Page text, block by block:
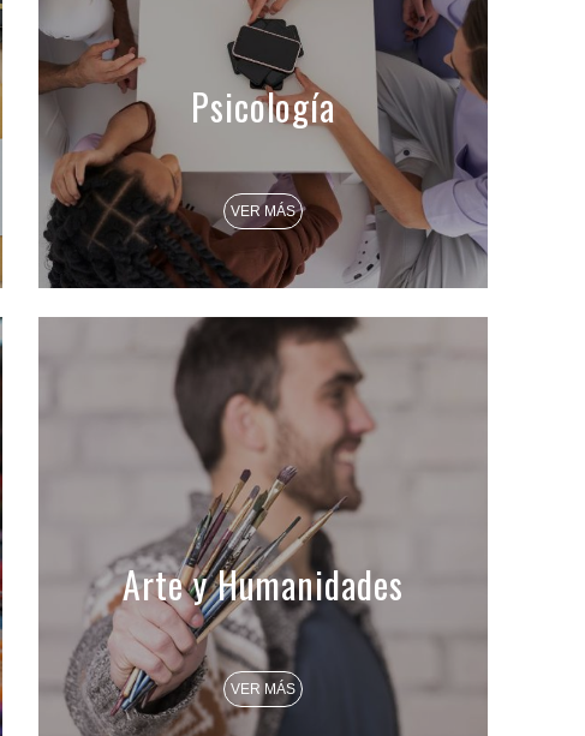
Psicología
VER MÁS
Arte y Humanidades
VER MÁS